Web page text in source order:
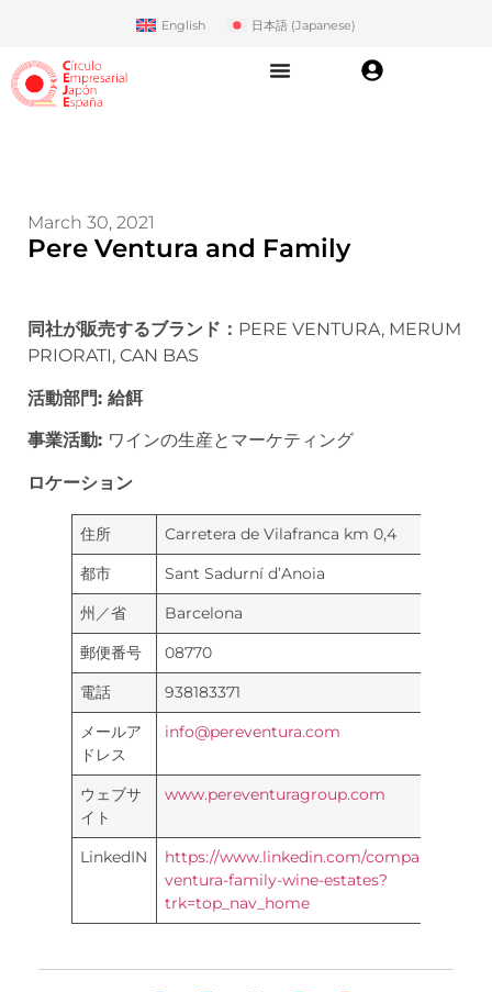
English 日本語(Japanese)
March 30, 2021
Pere Ventura and Family
同社が販売するブランド： PERE VENTURA, MERUM
PRIORATI, CAN BAS
活動部門: 給餌
事業活動: ワインの生産とマーケティング
ロケーション
住所
Carretera de Vilafranca km 0,4
都市
Sant Sadurní d’Anoia
州／省
Barcelona
郵便番号
08770
電話
938183371
メールア
ドレス
info@pereventura.com
ウェブサ
イト
www.pereventuragroup.com
LinkedIN
https://www.linkedin.com/company/pere-
ventura-family-wine-estates?
trk=top_nav_home